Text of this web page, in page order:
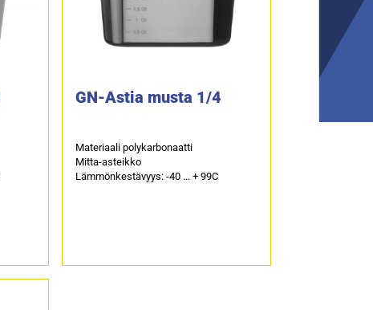
GN-Astia musta 1/4
Materiaali polykarbonaatti
Mitta-asteikko
Lämmönkestävyys: -40 ... + 99C